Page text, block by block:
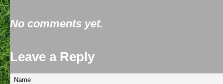
No comments yet.
Leave a Reply